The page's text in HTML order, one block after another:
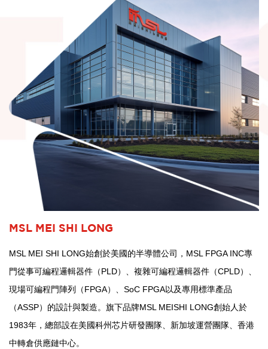
MSL MEI SHI LONG
MSL MEI SHI LONG始創於美國的半導體公司， MSL FPGA INC專
門從事可編程邏輯器件（PLD）、複雜可編程邏輯器件（CPLD）、
現場可編程門陣列（FPGA）、SoC FPGA以及專用標準產品
（ASSP）的設計與製造。旗下品牌MSL MEISHI LONG創始人於
1983年，總部設在美國科州芯片研發團隊、新加坡運營團隊、香港
中轉倉供應鏈中心。